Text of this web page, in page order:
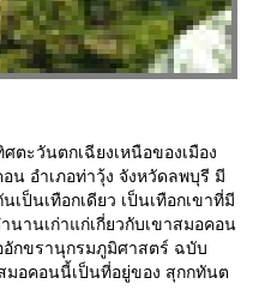
ตะวันตกเฉียงเหนือของเมือง
น อำเภอท่าวุ้ง จังหวัดลพบุรี มี
ป็นเทือกเดียว เป็นเทือกเขาที่มี
านเก่าแก่เกี่ยวกับเขาสมอคอน
อักขรานุกรมภูมิศาสตร์ ฉบับ
มอคอนนี้เป็นที่อยู่ของ สุกกทันต